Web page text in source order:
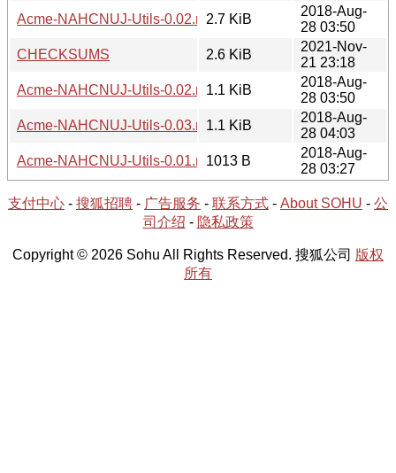
Acme-NAHCNUJ-Utils-0.02.readme
2.7 KiB
2018-Aug-
28 03:50
CHECKSUMS
2.6 KiB
2021-Nov-
21 23:18
Acme-NAHCNUJ-Utils-0.02.meta1.1 KiB
2018-Aug-
28 03:50
Acme-NAHCNUJ-Utils-0.03.meta1.1 KiB
2018-Aug-
28 04:03
Acme-NAHCNUJ-Utils-0.01.meta1013 B
2018-Aug-
28 03:27
支付中心 - 搜狐招聘 - 广告服务 - 联系方式 - About SOHU - 公
司介绍 - 隐私政策
Copyright © 2026 Sohu All Rights Reserved. 搜狐公司 版权
所有